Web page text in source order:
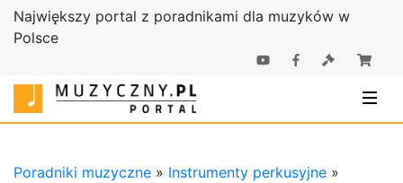
Największy portal z poradnikami dla muzyków w
Polsce
Sklep
muzyczne |
Poradniki muzyczne » Instrumenty perkusyjne »